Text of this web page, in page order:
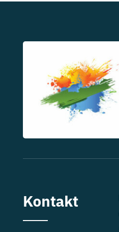
Kontakt